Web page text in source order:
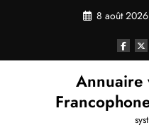
8 août 2026
Annuaire